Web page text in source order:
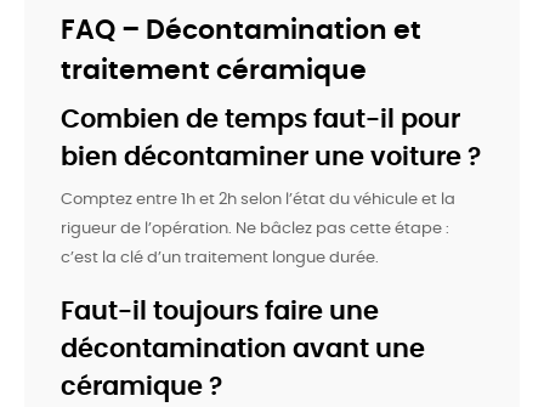
FAQ – Décontamination et
traitement céramique
Combien de temps faut-il pour
bien décontaminer une voiture ?
Comptez entre 1h et 2h selon l’état du véhicule et la
rigueur de l’opération. Ne bâclez pas cette étape :
c’est la clé d’un traitement longue durée.
Faut-il toujours faire une
décontamination avant une
céramique ?